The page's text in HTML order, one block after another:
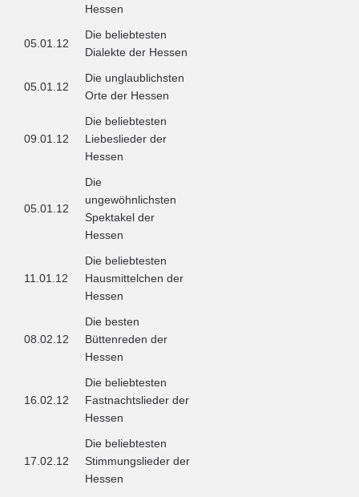
Hessen
05.01.12
Die beliebtesten
Dialekte der Hessen
05.01.12
Die unglaublichsten
Orte der Hessen
09.01.12
Die beliebtesten
Liebeslieder der
Hessen
05.01.12
Die
ungewöhnlichsten
Spektakel der
Hessen
11.01.12
Die beliebtesten
Hausmittelchen der
Hessen
08.02.12
Die besten
Büttenreden der
Hessen
16.02.12
Die beliebtesten
Fastnachtslieder der
Hessen
17.02.12
Die beliebtesten
Stimmungslieder der
Hessen